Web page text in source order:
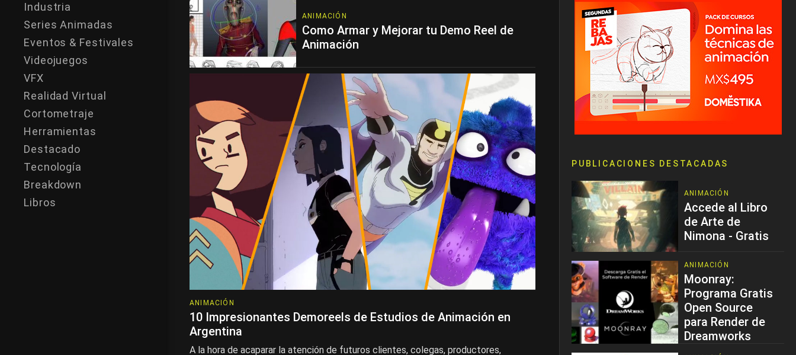
Industria
Series Animadas
Eventos & Festivales
Videojuegos
VFX
Realidad Virtual
Cortometraje
Herramientas
Destacado
Tecnología
Breakdown
Libros
ANIMACIÓN
Como Armar y Mejorar tu Demo Reel de
Animación
ANIMACIÓN
10 Impresionantes Demoreels de Estudios de Animación en
Argentina
A la hora de acaparar la atención de futuros clientes, colegas, productores,
PUBLICACIONES DESTACADAS
ANIMACIÓN
Accede al Libro
de Arte de
Nimona - Gratis
ANIMACIÓN
Moonray:
Programa Gratis
Open Source
para Render de
Dreamworks